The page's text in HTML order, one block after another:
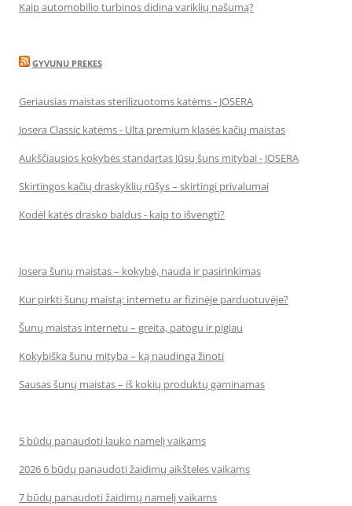
Kaip automobilio turbinos didina variklių našumą?
GYVUNU PREKES
Geriausias maistas sterilizuotoms katėms - JOSERA
Josera Classic katėms - Ulta premium klasės kačių maistas
Aukščiausios kokybės standartas Jūsų šuns mitybai - JOSERA
Skirtingos kačių draskyklių rūšys – skirtingi privalumai
Kodėl katės drasko baldus - kaip to išvengti?
Josera šunų maistas – kokybė, nauda ir pasirinkimas
Kur pirkti šunų maistą: internetu ar fizinėje parduotuvėje?
Šunų maistas internetu – greita, patogu ir pigiau
Kokybiška šunų mityba – ką naudinga žinoti
Sausas šunų maistas – iš kokių produktų gaminamas
5 būdų panaudoti lauko namelį vaikams
2026 6 būdų panaudoti žaidimų aikšteles vaikams
7 būdų panaudoti žaidimų namelį vaikams